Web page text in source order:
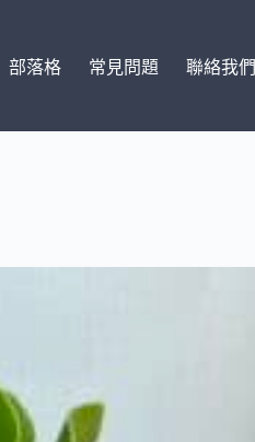
部落格 常見問題 聯絡我們